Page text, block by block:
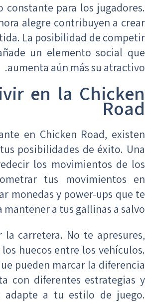
para los jugadores.
alegre contribuyen a crear
La posibilidad de competir
un elemento social que
aumenta aún más su atractivo.
en la Chicken
Road
en Chicken Road, existen
posibilidades de éxito. Una
los movimientos de los
tus movimientos en
monedas y power-ups que te
a tus gallinas a salvo.
la carretera. No te apresures,
huecos entre los vehículos.
pueden marcar la diferencia
con diferentes estrategias y
adapte a tu estilo de juego.